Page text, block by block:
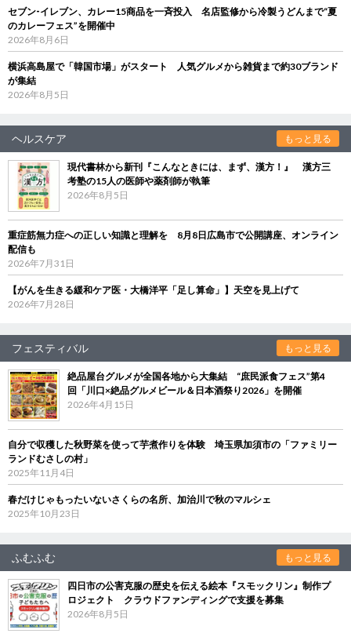
セブン‐イレブン、カレー15商品を一斉投入 名店監修から冷製うどんまで“夏
のカレーフェス”を開催中
2026年8月6日
横浜高島屋で「韓国市場」がスタート 人気グルメから雑貨まで約30ブランド
が集結
2026年8月5日
ヘルスケア もっと見る
現代書林から新刊『こんなときには、まず、漢方！』 漢方三
考塾の15人の医師や薬剤師が執筆
2026年8月5日
重症筋無力症への正しい知識と理解を 8月8日広島市で公開講座、オンライン
配信も
2026年7月31日
【がんを生きる緩和ケア医・大橋洋平「足し算命」】天空を見上げて
2026年7月28日
フェスティバル もっと見る
絶品屋台グルメが全国各地から大集結 “庶民派食フェス”第4
回「川口×絶品グルメビール＆日本酒祭り2026」を開催
2026年4月15日
自分で収穫した秋野菜を使って芋煮作りを体験 埼玉県加須市の「ファミリー
ランドむさしの村」
2025年11月4日
春だけじゃもったいないさくらの名所、加治川で秋のマルシェ
2025年10月23日
ふむふむ もっと見る
四日市の公害克服の歴史を伝える絵本『スモックリン』制作プ
ロジェクト クラウドファンディングで支援を募集
2026年8月5日